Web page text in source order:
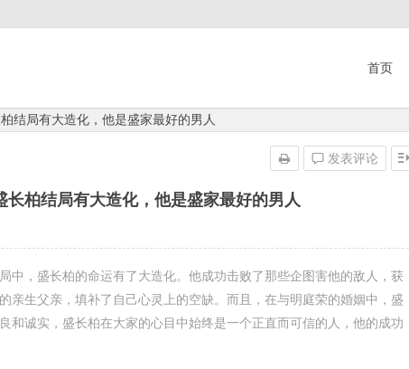
首页
结局有大造化，他是盛家最好的男人
长柏结局有大造化，他是盛家最好的男人
发表评论
中，盛长柏的命运有了大造化。他成功击败了那些企图害他的敌人，获
亲生父亲，填补了自己心灵上的空缺。而且，在与明庭荣的婚姻中，盛
和诚实，盛长柏在大家的心目中始终是一个正直而可信的人，他的成功